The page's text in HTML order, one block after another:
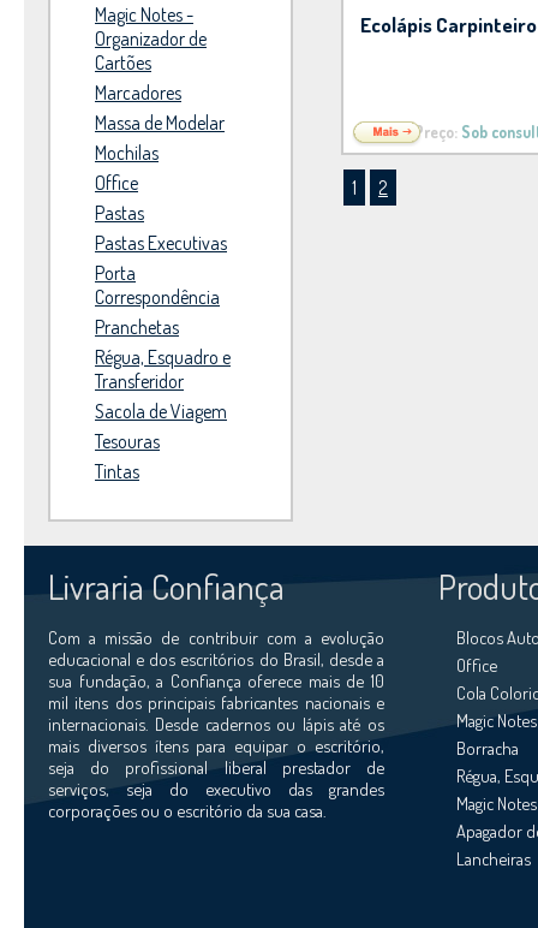
Magic Notes -
Organizador de
Cartões
Marcadores
Massa de Modelar
Mochilas
Office
Pastas
Pastas Executivas
Porta
Correspondência
Pranchetas
Régua, Esquadro e
Transferidor
Sacola de Viagem
Tesouras
Tintas
Ecolápis Carpinteiro
Preço: Sob
1 2
Livraria Confiança
Com a missão de contribuir com a evolução
educacional e dos escritórios do Brasil, desde a
sua fundação, a Confiança oferece mais de 10
mil itens dos principais fabricantes nacionais e
internacionais. Desde cadernos ou lápis até os
mais diversos ítens para equipar o escritório,
seja do profissional liberal prestador de
serviços, seja do executivo das grandes
corporações ou o escritório da sua casa.
Blocos
Office
Cola
Magic
Borracha
Régua,
Magic
Apagador
Lancheiras